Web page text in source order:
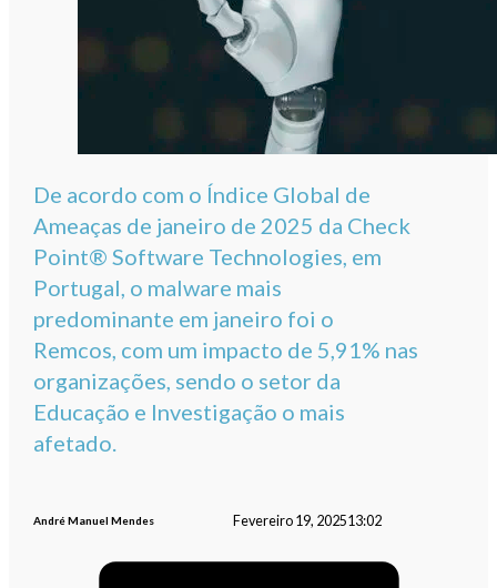
De acordo com o Índice Global de
Ameaças de janeiro de 2025 da Check
Point® Software Technologies, em
Portugal, o malware mais
predominante em janeiro foi o
Remcos, com um impacto de 5,91% nas
organizações, sendo o setor da
Educação e Investigação o mais
afetado.
André Manuel Mendes Fevereiro 19, 202513:02